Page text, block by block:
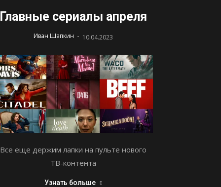
Главные сериалы апреля
Иван Шапкин - 10.04.2023
Все еще держим лапки на пульте нового
ТВ-контента
Узнать больше